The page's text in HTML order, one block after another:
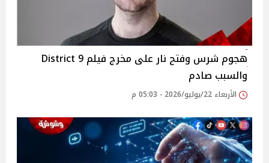
هجوم شرس وفتح نار على مخرج فيلم District 9
والسبب صادم
الأربعاء 22/يوليو/2026 - 05:03 م